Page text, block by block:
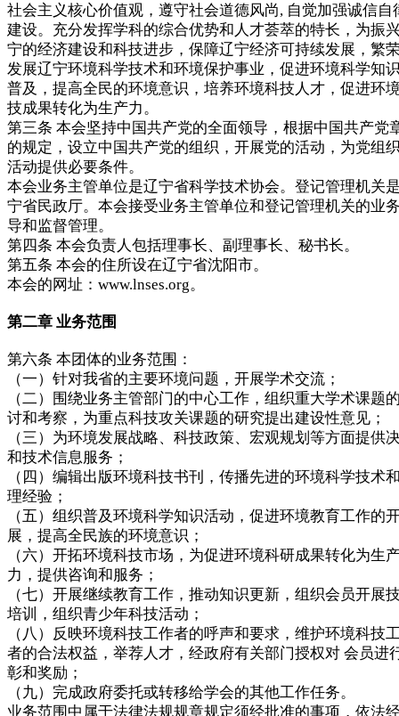
社会主义核心价值观，遵守社会道德风尚, 自觉加强诚信自
建设。充分发挥学科的综合优势和人才荟萃的特长，为振
宁的经济建设和科技进步，保障辽宁经济可持续发展，繁
发展辽宁环境科学技术和环境保护事业，促进环境科学知
普及，提高全民的环境意识，培养环境科技人才，促进环
技成果转化为生产力。
第三条 本会坚持中国共产党的全面领导，根据中国共产党
的规定，设立中国共产党的组织，开展党的活动，为党组
活动提供必要条件。
本会业务主管单位是辽宁省科学技术协会。登记管理机关
宁省民政厅。本会接受业务主管单位和登记管理机关的业
导和监督管理。
第四条 本会负责人包括理事长、副理事长、秘书长。
第五条 本会的住所设在辽宁省沈阳市。
本会的网址：www.lnses.org。
第二章 业务范围
第六条 本团体的业务范围：
（一）针对我省的主要环境问题，开展学术交流；
（二）围绕业务主管部门的中心工作，组织重大学术课题
讨和考察，为重点科技攻关课题的研究提出建设性意见；
（三）为环境发展战略、科技政策、宏观规划等方面提供
和技术信息服务；
（四）编辑出版环境科技书刊，传播先进的环境科学技术
理经验；
（五）组织普及环境科学知识活动，促进环境教育工作的
展，提高全民族的环境意识；
（六）开拓环境科技市场，为促进环境科研成果转化为生
力，提供咨询和服务；
（七）开展继续教育工作，推动知识更新，组织会员开展
培训，组织青少年科技活动；
（八）反映环境科技工作者的呼声和要求，维护环境科技
者的合法权益，举荐人才，经政府有关部门授权对 会员进
彰和奖励；
（九）完成政府委托或转移给学会的其他工作任务。
业务范围中属于法律法规规章规定须经批准的事项，依法